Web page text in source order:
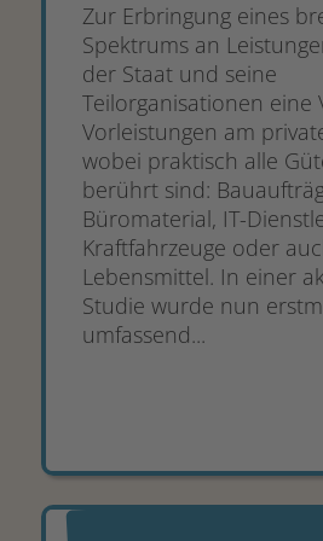
Zur Erbringung eines
Spektrums an
der Staat und seine
Teilorganisationen eine
Vorleistungen am
wobei praktisch alle
berührt sind:
Büromaterial, IT-
Kraftfahrzeuge oder
Lebensmittel. In einer
Studie wurde nun
umfassend...